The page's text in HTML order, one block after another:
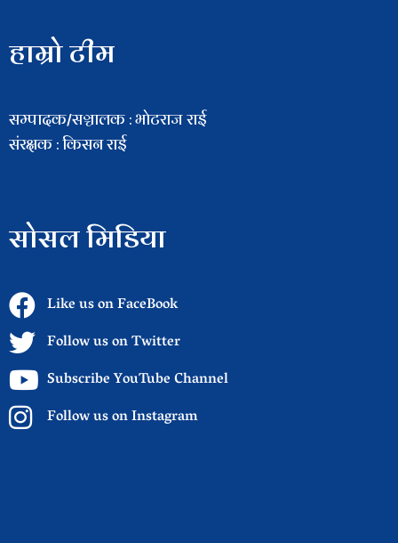
हाम्रो टीम
सम्पादक/सञ्चालक : भाेटराज राई
संरक्षक : किसन राई
सोसल मिडिया
Like us on FaceBook
Follow us on Twitter
Subscribe YouTube Channel
Follow us on Instagram